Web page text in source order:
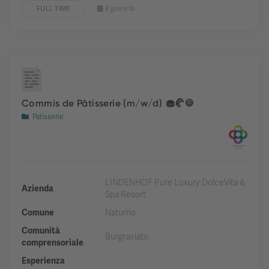
FULL TIME 8 giorni fa
Commis de Pâtisserie (m/w/d) 🧁🥐🍪
Patisserie
Azienda
LINDENHOF Pure Luxury DolceVita &
Spa Resort
Comune
Naturno
Comunità
comprensoriale
Burgraviato
Esperienza